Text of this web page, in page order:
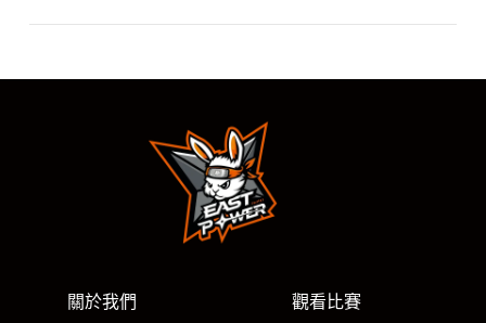
過中場的精彩應援！
關於我們 觀看比賽